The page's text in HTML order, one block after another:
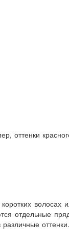
оттенки
волосах
отдельные